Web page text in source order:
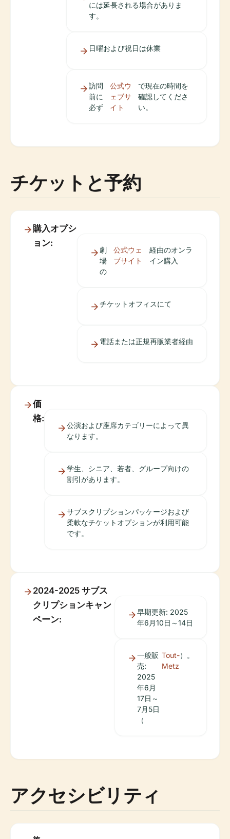
には延長される場合がありま
す。
日曜および祝日は休業
訪問
前に
必ず
公式ウ
ェブサ
イト
で現在の時間を
確認してくださ
い。
チケットと予約
購入オプシ
ョン:
劇
場
の
公式ウェ
ブサイト
経由のオンラ
イン購入
チケットオフィスにて
電話または正規再販業者経由
価
格:
公演および座席カテゴリーによって異
なります。
学生、シニア、若者、グループ向けの
割引があります。
サブスクリプションパッケージおよび
柔軟なチケットオプションが利用可能
です。
2024-2025 サブス
クリプションキャン
ペーン:
早期更新: 2025
年6月10日～14日
一般販
売:
2025
年6月
17日～
7月5日
（
Tout-
Metz
）。
アクセシビリティ